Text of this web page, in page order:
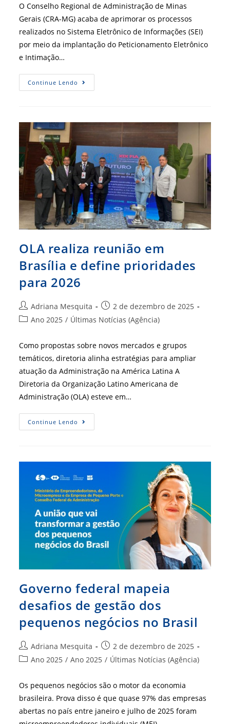
O Conselho Regional de Administração de Minas
Gerais (CRA-MG) acaba de aprimorar os processos
realizados no Sistema Eletrônico de Informações (SEI)
por meio da implantação do Peticionamento Eletrônico
e Intimação…
Continue Lendo CRA-
MG
Amplia
Serviços
Para
O
Público
OLA realiza reunião em
Brasília e define prioridades
para 2026
Autor
do
Adriana Mesquita
Post
publicado:
2 de dezembro de 2025
Categoria
post:
Ano 2025 / Últimas Notícias (Agência)
Como propostas sobre novos mercados e grupos
temáticos, diretoria alinha estratégias para ampliar
atuação da Administração na América Latina A
Diretoria da Organização Latino Americana de
Administração (OLA) esteve em…
Continue Lendo OLA
Realiza
Para
2026
Governo federal mapeia
desafios de gestão dos
pequenos negócios no Brasil
Autor
do
Adriana Mesquita
Post
publicado:
2 de dezembro de 2025
Categoria
post:
Ano 2025 / Ano 2025 / Últimas Notícias (Agência)
Os pequenos negócios são o motor da economia
brasileira. Prova disso é que quase 97% das empresas
abertas no país entre janeiro e julho de 2025 foram